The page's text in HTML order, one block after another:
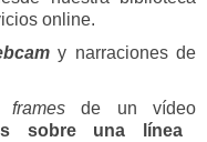
online.
y narraciones de
framesde un vídeo
sobre una línea